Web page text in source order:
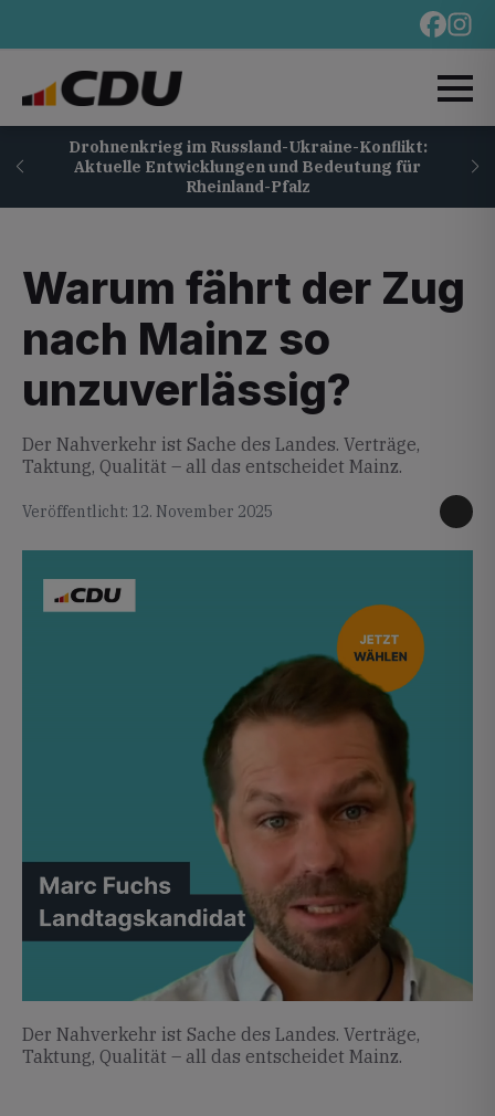
Drohnenkrieg im Russland-Ukraine-Konflikt:
Aktuelle Entwicklungen und Bedeutung für
Rheinland-Pfalz
Warum fährt der Zug
nach Mainz so
unzuverlässig?
Der Nahverkehr ist Sache des Landes. Verträge,
Taktung, Qualität – all das entscheidet Mainz.
Veröffentlicht: 12. November 2025
Der Nahverkehr ist Sache des Landes. Verträge,
Taktung, Qualität – all das entscheidet Mainz.